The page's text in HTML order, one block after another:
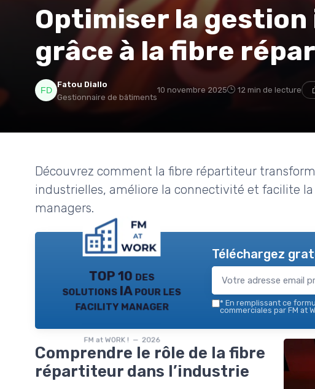
Optimiser la
grâce à la fibre
Fatou Diallo
Gestionnaire de bâtiments
10 novembre 2025 12 min de lecture
Découvrez comment la fibre répartiteur
industrielles, améliore la connectivité et facilite
managers.
TOP 10 des
solutions IA pour les
facility manager
FM at WORK ! — 2026
Téléchargez
* En remplissant ce
commerciales par FM at
Comprendre le rôle de la fibre
répartiteur dans l’industrie